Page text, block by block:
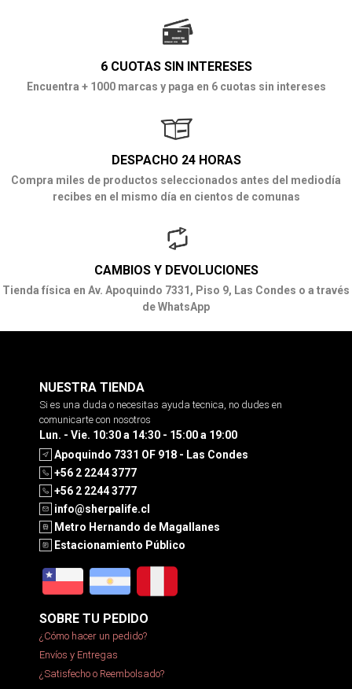
6 CUOTAS SIN INTERESES
Encuentra + 1000 marcas y paga en 6 cuotas sin intereses
DESPACHO 24 HORAS
Compra miles de productos seleccionados antes del mediodía
recibes en el mismo día en cientos de comunas
CAMBIOS Y DEVOLUCIONES
Tienda física en Av. Apoquindo 7331, Piso 9, Las Condes o a través
de WhatsApp
NUESTRA TIENDA
Si es una duda o necesitas ayuda tecnica, no dudes en
comunicarte con nosotros
Lun. - Vie. 10:30 a 14:30 - 15:00 a 19:00
Apoquindo 7331 OF 918 - Las Condes
+56 2 2244 3777
+56 2 2244 3777
info@sherpalife.cl
Metro Hernando de Magallanes
Estacionamiento Público
SOBRE TU PEDIDO
¿Cómo hacer un pedido?
Envíos y Entregas
¿Satisfecho o Reembolsado?